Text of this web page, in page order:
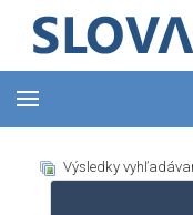
Výsledky